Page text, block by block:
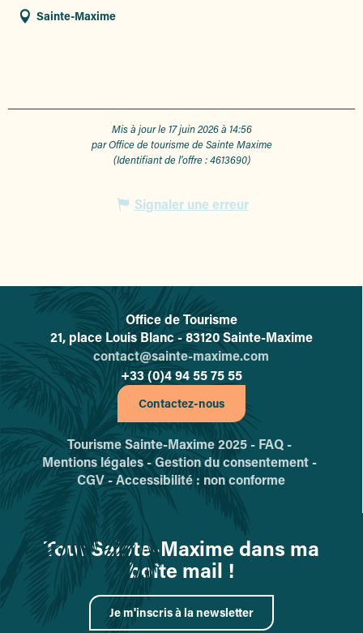
Sainte-Maxime
Mis à jour le 17 juin 2026 à 14:56
par Office de tourisme de Sainte Maxime
(Identifiant de l'offre :4613690)
Signaler une erreur
L'office de tourisme de Sainte-
Office de Tourisme
21, place Louis Blanc - 83120 Sainte-Maxime
contact@sainte-maxime.com
+33 (0)4 94 55 75 55
Contactez-nous
Tourisme Sainte-Maxime 2025 - FAQ -
Mentions légales -Gestion du consentement -
CGV -Accessibilité : non conforme
Tout Sainte-Maxime dans ma
boîte mail !
Je m'inscris à la newsletter